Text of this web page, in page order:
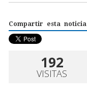
Compartir esta noticia
192
VISITAS